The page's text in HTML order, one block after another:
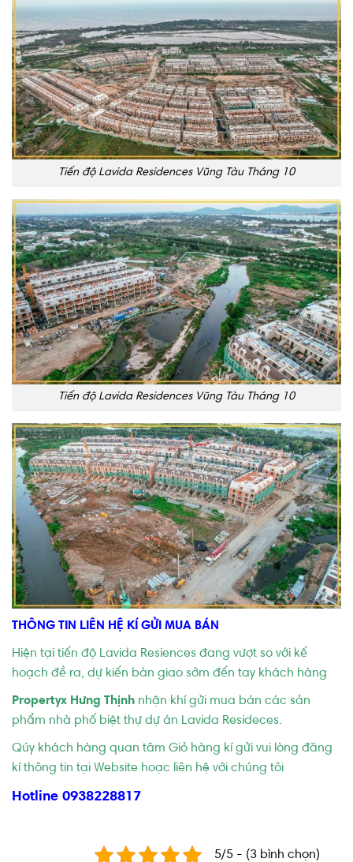
Tiến độ Lavida Residences Vũng Tàu Tháng 10
Tiến độ Lavida Residences Vũng Tàu Tháng 10
THÔNG TIN LIÊN HỆ KÍ GỬI MUA BÁN
Hiện tại tiến độ Lavida Resiences đang vượt so với kế
hoạch đề ra, dự kiến bàn giao sớm đến tay khách hàng
Propertyx Hưng Thịnh nhận khí gửi mua bán các sản
phẩm nhà phố biệt thự dự án Lavida Resideces.
Qúy khách hàng quan tâm Giỏ hàng kí gửi vui lòng đăng
kí thông tin tại Website hoạc liên hệ với chúng tôi
Hotline 0938228817
5/5 - (3 bình chọn)